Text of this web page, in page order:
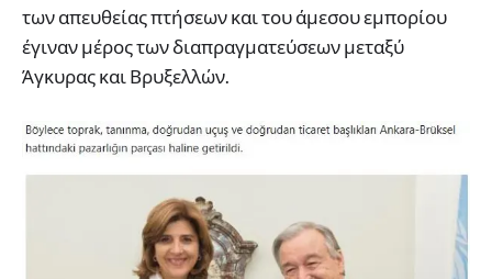
των απευθείας πτήσεων και του άμεσου εμπορίου
έγιναν μέρος των διαπραγματεύσεων μεταξύ
Άγκυρας και Βρυξελλών.